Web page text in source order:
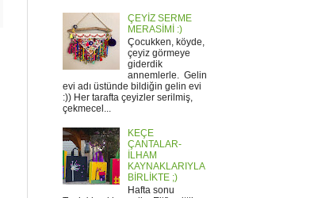
ÇEYİZ SERME
MERASİMİ :)
Çocukken, köyde,
çeyiz görmeye
giderdik
annemlerle. Gelin
evi adı üstünde bildiğin gelin evi
:)) Her tarafta çeyizler serilmiş,
çekmecel...
KEÇE
ÇANTALAR-
İLHAM
KAYNAKLARIYLA
BİRLİKTE ;)
Hafta sonu